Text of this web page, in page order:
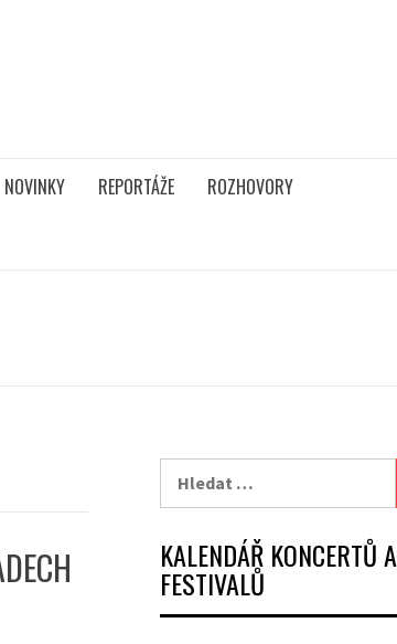
NOVINKY REPORTÁŽE ROZHOVORY
KALENDÁŘ KONCERTŮ A
FESTIVALŮ